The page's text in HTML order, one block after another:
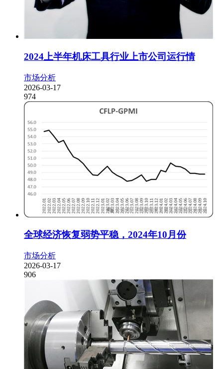
2024上半年机床工具行业上市公司运行情
市场分析
2026-03-17
974
全球经济恢复弱势平稳，2024年10月份
市场分析
2026-03-17
906